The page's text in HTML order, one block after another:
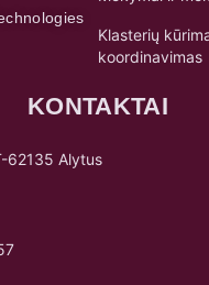
Klasterių
koordinavimas
KONTAKTAI
62135 Alytus